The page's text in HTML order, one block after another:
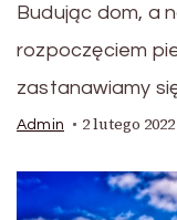
Budując dom, a
rozpoczęciem
zastanawiamy
Admin 2 lutego 2022